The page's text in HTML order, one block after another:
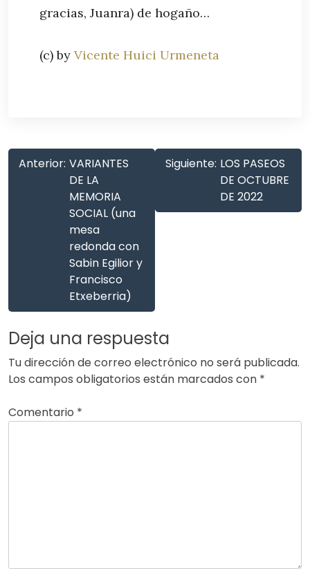
gracias, Juanra) de hogaño…
(c) by Vicente Huici Urmeneta
Anterior: VARIANTES
DE LA
MEMORIA
SOCIAL (una
mesa
redonda con
Sabin Egilior y
Francisco
Etxeberria)
Siguiente: LOS PASEOS
DE OCTUBRE
DE 2022
Deja una respuesta
Tu dirección de correo electrónico no será publicada.
Los campos obligatorios están marcados con *
Comentario *